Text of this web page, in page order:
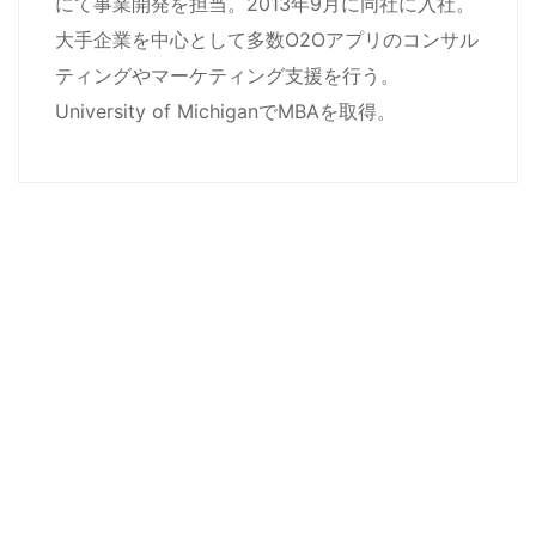
大手企業を中心として多数O2Oアプリのコンサル
ティングやマーケティング支援を行う。
University of MichiganでMBAを取得。